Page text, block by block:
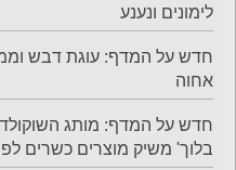
לימונים ונענע
חדש על המדף: עוגת דבש
אחוה
חדש על המדף: מותג השוקולד
בלוך' משיק מוצרים כשרים